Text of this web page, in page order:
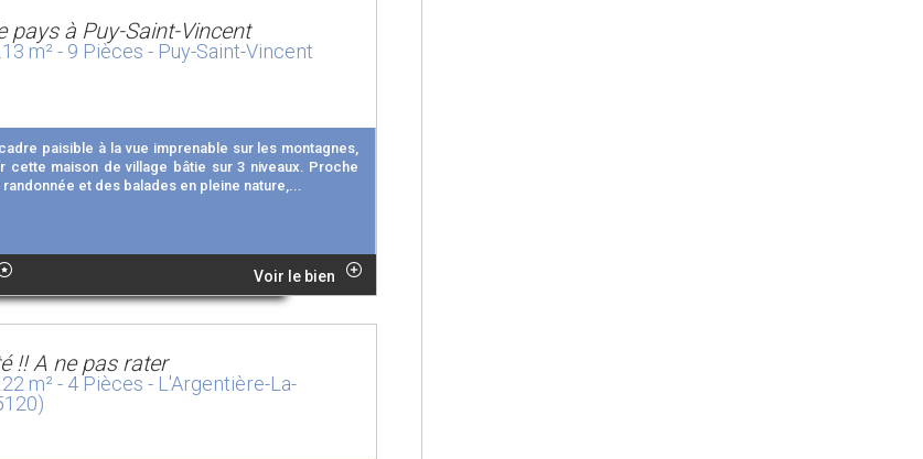
pays à Puy-Saint-Vincent
m² - 9 Pièces - Puy-Saint-Vincent
paisible à la vue imprenable sur les montagnes,
cette maison de village bâtie sur 3 niveaux. Proche
et des balades en pleine nature,...
Voir le bien
!! A ne pas rater
m² - 4 Pièces - L'Argentière-La-